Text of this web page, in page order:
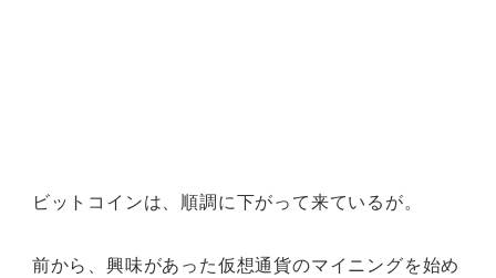
ビットコインは、順調に下がって来ているが。
前から、興味があった仮想通貨のマイニングを始め